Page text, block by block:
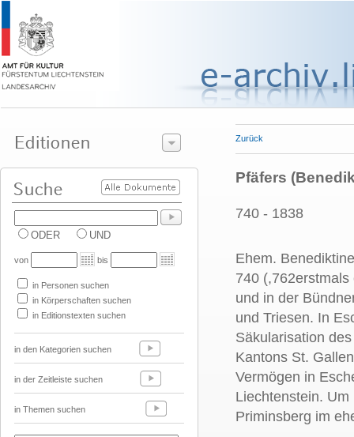
ODER UND
von bis
in Personen suchen
in Körperschaften suchen
in Editionstexten suchen
in den Kategorien suchen
in der Zeitleiste suchen
in Themen suchen
Zurück
Pfäfers
740 - 1838
Ehem.
740
und in der
und Triesen. In
Säkularisation
Kantons St.
Vermögen in
Liechtenstein.
Priminsberg im